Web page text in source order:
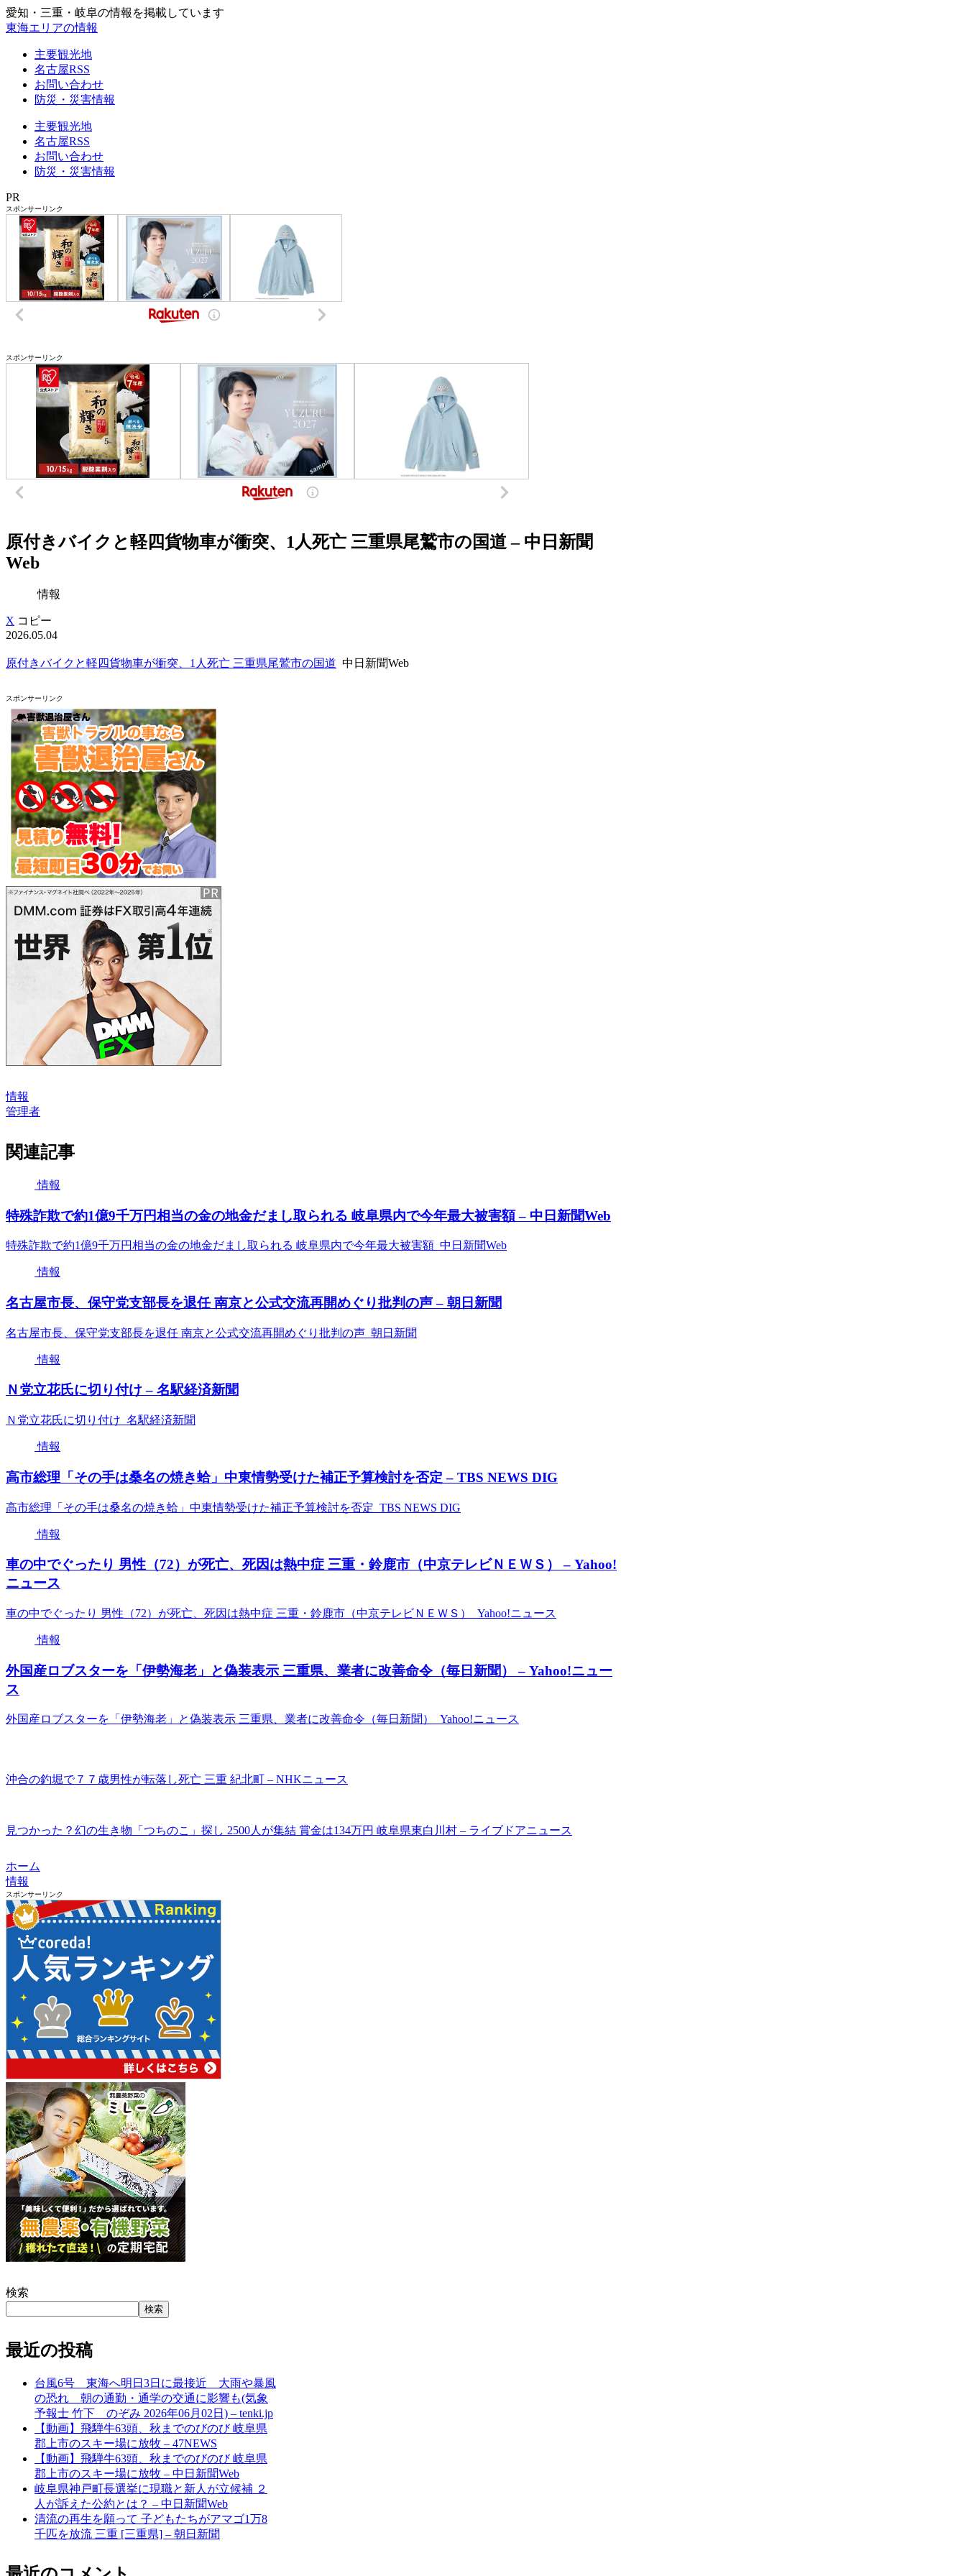
愛知・三重・岐阜の情報を掲載しています
東海エリアの情報
主要観光地
名古屋RSS
お問い合わせ
防災・災害情報
主要観光地
名古屋RSS
お問い合わせ
防災・災害情報
PR
スポンサーリンク
スポンサーリンク
原付きバイクと軽四貨物車が衝突、1人死亡 三重県尾鷲市の国道 – 中日新聞
Web
情報
X コピー
2026.05.04
原付きバイクと軽四貨物車が衝突、1人死亡 三重県尾鷲市の国道 中日新聞Web
スポンサーリンク
情報
管理者
関連記事
情報
特殊詐欺で約1億9千万円相当の金の地金だまし取られる 岐阜県内で今年最大被害額 – 中日新聞Web
特殊詐欺で約1億9千万円相当の金の地金だまし取られる 岐阜県内で今年最大被害額 中日新聞Web
情報
名古屋市長、保守党支部長を退任 南京と公式交流再開めぐり批判の声 – 朝日新聞
名古屋市長、保守党支部長を退任 南京と公式交流再開めぐり批判の声 朝日新聞
情報
Ｎ党立花氏に切り付け – 名駅経済新聞
Ｎ党立花氏に切り付け 名駅経済新聞
情報
高市総理「その手は桑名の焼き蛤」中東情勢受けた補正予算検討を否定 – TBS NEWS DIG
高市総理「その手は桑名の焼き蛤」中東情勢受けた補正予算検討を否定 TBS NEWS DIG
情報
車の中でぐったり 男性（72）が死亡、死因は熱中症 三重・鈴鹿市（中京テレビＮＥＷＳ） – Yahoo!
ニュース
車の中でぐったり 男性（72）が死亡、死因は熱中症 三重・鈴鹿市（中京テレビＮＥＷＳ） Yahoo!ニュース
情報
外国産ロブスターを「伊勢海老」と偽装表示 三重県、業者に改善命令（毎日新聞） – Yahoo!ニュー
ス
外国産ロブスターを「伊勢海老」と偽装表示 三重県、業者に改善命令（毎日新聞） Yahoo!ニュース
沖合の釣堀で７７歳男性が転落し死亡 三重 紀北町 – NHKニュース
見つかった？幻の生き物「つちのこ」探し 2500人が集結 賞金は134万円 岐阜県東白川村 – ライブドアニュース
ホーム
情報
スポンサーリンク
検索
検索
最近の投稿
台風6号 東海へ明日3日に最接近 大雨や暴風
の恐れ 朝の通勤・通学の交通に影響も(気象
予報士 竹下 のぞみ 2026年06月02日) – tenki.jp
【動画】飛騨牛63頭、秋までのびのび 岐阜県
郡上市のスキー場に放牧 – 47NEWS
【動画】飛騨牛63頭、秋までのびのび 岐阜県
郡上市のスキー場に放牧 – 中日新聞Web
岐阜県神戸町長選挙に現職と新人が立候補 ２
人が訴えた公約とは？ – 中日新聞Web
清流の再生を願って 子どもたちがアマゴ1万8
千匹を放流 三重 [三重県] – 朝日新聞